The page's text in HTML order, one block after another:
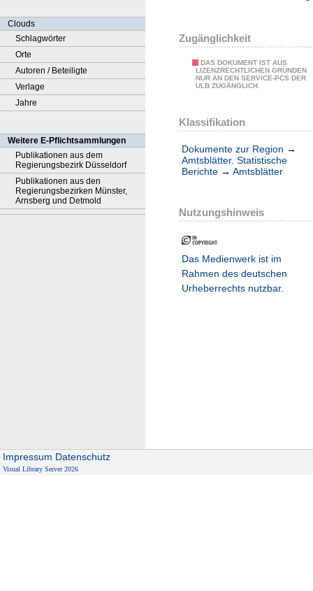
Clouds
Schlagwörter
Orte
Autoren / Beteiligte
Verlage
Jahre
Weitere E-Pflichtsammlungen
Publikationen aus dem
Regierungsbezirk Düsseldorf
Publikationen aus den
Regierungsbezirken Münster,
Arnsberg und Detmold
Zugänglichkeit
DAS DOKUMENT IST AUS
LIZENZRECHTLICHEN GRÜNDEN
NUR AN DEN SERVICE-PCS DER
ULB ZUGÄNGLICH.
Klassifikation
Dokumente zur Region →
Amtsblätter. Statistische
Berichte → Amtsblätter
Nutzungshinweis
Das Medienwerk ist im
Rahmen des deutschen
Urheberrechts nutzbar.
Impressum Datenschutz
Visual Library Server 2026